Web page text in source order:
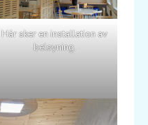
Här sker en installation av
belsyning.